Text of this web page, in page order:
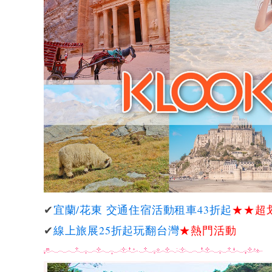
✔宜蘭/花東 交通住宿活動租車43折起★★超
✔線上旅展25折起玩翻台灣★熱門活動